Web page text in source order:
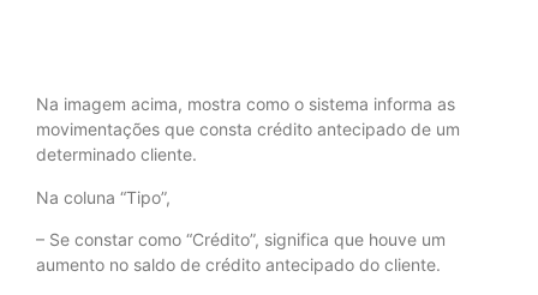
Na imagem acima, mostra como o sistema informa as
movimentações que consta crédito antecipado de um
determinado cliente.
Na coluna “Tipo”,
– Se constar como “Crédito”, significa que houve um
aumento no saldo de crédito antecipado do cliente.